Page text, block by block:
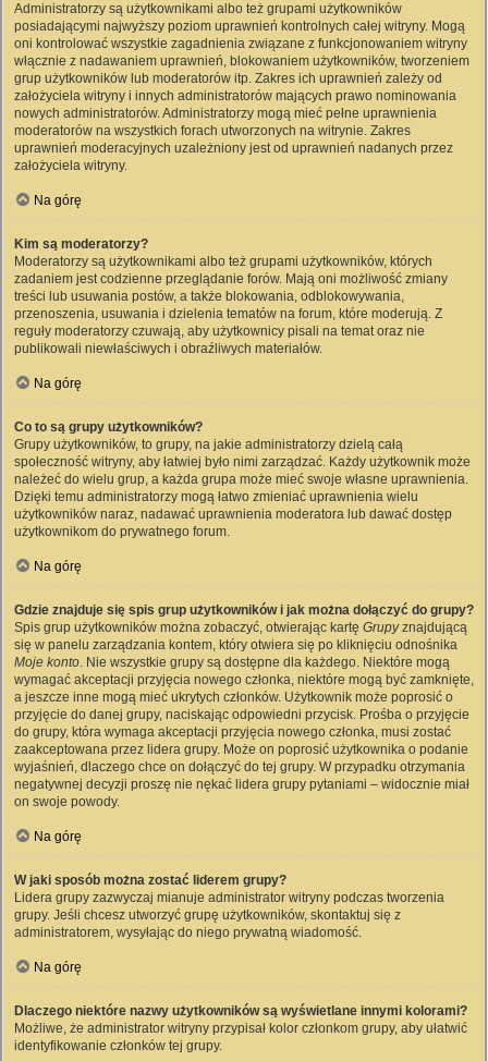
Administratorzy są użytkownikami albo też grupami użytkowników
posiadającymi najwyższy poziom uprawnień kontrolnych całej witryny. Mogą
oni kontrolować wszystkie zagadnienia związane z funkcjonowaniem witryny
włącznie z nadawaniem uprawnień, blokowaniem użytkowników, tworzeniem
grup użytkowników lub moderatorów itp. Zakres ich uprawnień zależy od
założyciela witryny i innych administratorów mających prawo nominowania
nowych administratorów. Administratorzy mogą mieć pełne uprawnienia
moderatorów na wszystkich forach utworzonych na witrynie. Zakres
uprawnień moderacyjnych uzależniony jest od uprawnień nadanych przez
założyciela witryny.
Na górę
Kim są moderatorzy?
Moderatorzy są użytkownikami albo też grupami użytkowników, których
zadaniem jest codzienne przeglądanie forów. Mają oni możliwość zmiany
treści lub usuwania postów, a także blokowania, odblokowywania,
przenoszenia, usuwania i dzielenia tematów na forum, które moderują. Z
reguły moderatorzy czuwają, aby użytkownicy pisali na temat oraz nie
publikowali niewłaściwych i obraźliwych materiałów.
Na górę
Co to są grupy użytkowników?
Grupy użytkowników, to grupy, na jakie administratorzy dzielą całą
społeczność witryny, aby łatwiej było nimi zarządzać. Każdy użytkownik może
należeć do wielu grup, a każda grupa może mieć swoje własne uprawnienia.
Dzięki temu administratorzy mogą łatwo zmieniać uprawnienia wielu
użytkowników naraz, nadawać uprawnienia moderatora lub dawać dostęp
użytkownikom do prywatnego forum.
Na górę
Gdzie znajduje się spis grup użytkowników i jak można dołączyć do grupy?
Spis grup użytkowników można zobaczyć, otwierając kartę Grupyznajdującą
się w panelu zarządzania kontem, który otwiera się po kliknięciu odnośnika
Moje konto. Nie wszystkie grupy są dostępne dla każdego. Niektóre mogą
wymagać akceptacji przyjęcia nowego członka, niektóre mogą być zamknięte,
a jeszcze inne mogą mieć ukrytych członków. Użytkownik może poprosić o
przyjęcie do danej grupy, naciskając odpowiedni przycisk. Prośba o przyjęcie
do grupy, która wymaga akceptacji przyjęcia nowego członka, musi zostać
zaakceptowana przez lidera grupy. Może on poprosić użytkownika o podanie
wyjaśnień, dlaczego chce on dołączyć do tej grupy. W przypadku otrzymania
negatywnej decyzji proszę nie nękać lidera grupy pytaniami – widocznie miał
on swoje powody.
Na górę
W jaki sposób można zostać liderem grupy?
Lidera grupy zazwyczaj mianuje administrator witryny podczas tworzenia
grupy. Jeśli chcesz utworzyć grupę użytkowników, skontaktuj się z
administratorem, wysyłając do niego prywatną wiadomość.
Na górę
Dlaczego niektóre nazwy użytkowników są wyświetlane innymi kolorami?
Możliwe, że administrator witryny przypisał kolor członkom grupy, aby ułatwić
identyfikowanie członków tej grupy.